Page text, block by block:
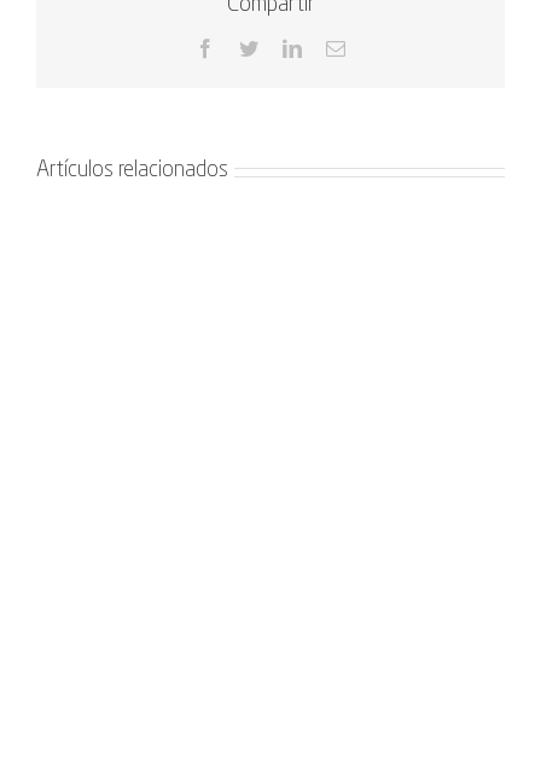
Facebook
TwitterLinkedInCorreo
Artículos relacionados